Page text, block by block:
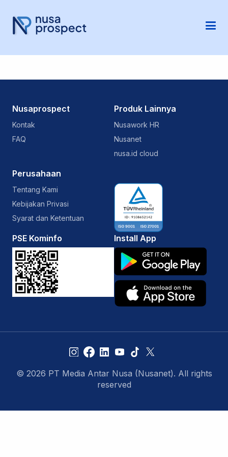
Nusaprospect
Kontak
FAQ
Produk Lainnya
Nusawork HR
Nusanet
nusa.id cloud
Perusahaan
Tentang Kami
Kebijakan Privasi
Syarat dan Ketentuan
PSE Kominfo Install App
© 2026 PT Media Antar Nusa (Nusanet). All rights
reserved